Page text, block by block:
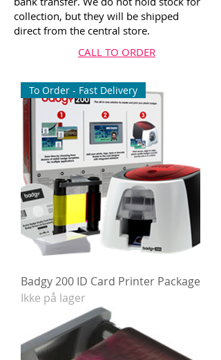
collection, but they will be shipped
direct from the central store.
CALL TO ORDER
To Order - Fast Delivery
Badgy 200 ID Card Printer Package
Ikke på lager